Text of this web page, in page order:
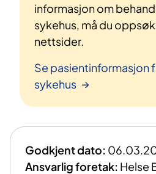
informasjon om
sykehus, må du
nettsider.
Se pasientinformasjon
sykehus
Godkjent dato:
Ansvarlig foretak: Helse